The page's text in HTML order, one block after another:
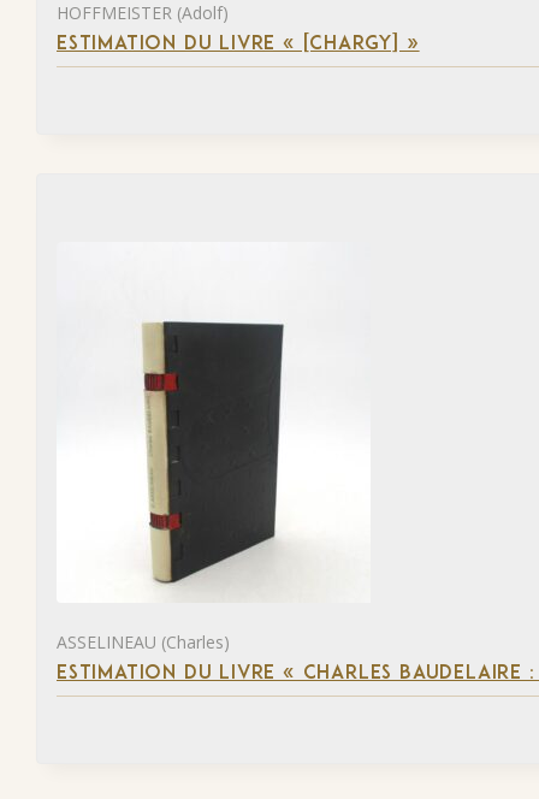
HOFFMEISTER (Adolf)
ESTIMATION DU LIVRE « [CHARGY] »
ASSELINEAU (Charles)
ESTIMATION DU LIVRE « CHARLES BAUDELAIRE